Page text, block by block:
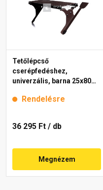
Tetőlépcső
cserépfedéshez,
univerzális, barna 25x80
Rendelésre
36 295 Ft / db
Megnézem